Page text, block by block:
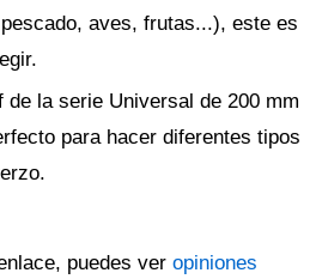
aves, frutas...), este es
de la serie Universal de 200 mm
para hacer diferentes tipos
puedes ver opiniones